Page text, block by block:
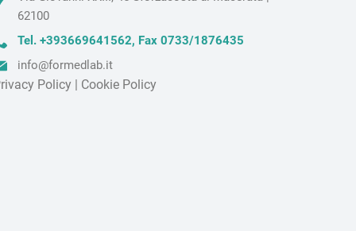
62100
Tel. +393669641562, Fax 0733/1876435
info@formedlab.it
Policy Cookie Policy